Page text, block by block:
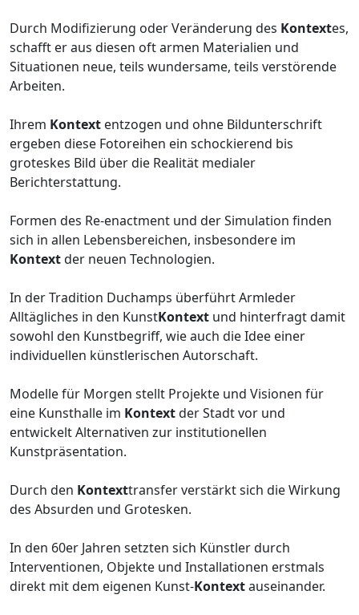
Durch Modifizierung oder Veränderung des Kontextes,
schafft er aus diesen oft armen Materialien und
Situationen neue, teils wundersame, teils verstörende
Arbeiten.
Ihrem Kontext entzogen und ohne Bildunterschrift
ergeben diese Fotoreihen ein schockierend bis
groteskes Bild über die Realität medialer
Berichterstattung.
Formen des Re-enactment und der Simulation finden
sich in allen Lebensbereichen, insbesondere im
Kontextder neuen Technologien.
In der Tradition Duchamps überführt Armleder
Alltägliches in den KunstKontext und hinterfragt damit
sowohl den Kunstbegriff, wie auch die Idee einer
individuellen künstlerischen Autorschaft.
Modelle für Morgen stellt Projekte und Visionen für
eine Kunsthalle im Kontextder Stadt vor und
entwickelt Alternativen zur institutionellen
Kunstpräsentation.
Durch den Kontexttransfer verstärkt sich die Wirkung
des Absurden und Grotesken.
In den 60er Jahren setzten sich Künstler durch
Interventionen, Objekte und Installationen erstmals
direkt mit dem eigenen Kunst-Kontextauseinander.